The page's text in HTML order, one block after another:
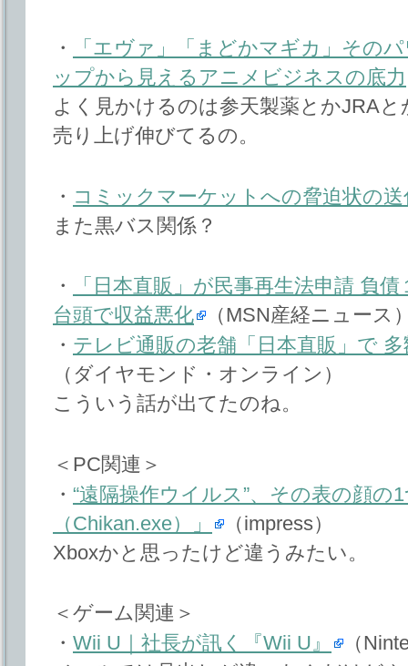
・
「エヴァ」「まどかマギカ」その
ップから見えるアニメビジネスの底力
よく見かけるのは参天製薬とかJRA
売り上げ伸びてるの。
・ コミックマーケットへの脅迫状の
また黒バス関係？
・
「日本直販」が民事再生法申請 負
台頭で収益悪化
（MSN産経ニュース
・ テレビ通販の老舗「日本直販」で
（ダイヤモンド・オンライン）
こういう話が出てたのね。
＜PC関連＞
・ “遠隔操作ウイルス”、その表の顔の
（Chikan.exe）」
（impress）
Xboxかと思ったけど違うみたい。
＜ゲーム関連＞
・ Wii U｜社長が訊く『Wii U』
（